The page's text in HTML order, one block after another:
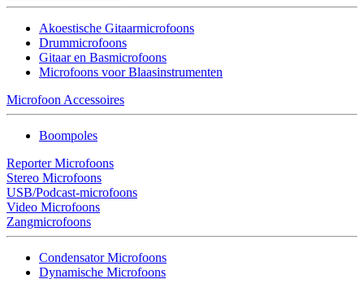
Akoestische Gitaarmicrofoons
Drummicrofoons
Gitaar en Basmicrofoons
Microfoons voor Blaasinstrumenten
Microfoon Accessoires
Boompoles
Reporter Microfoons
Stereo Microfoons
USB/Podcast-microfoons
Video Microfoons
Zangmicrofoons
Condensator Microfoons
Dynamische Microfoons